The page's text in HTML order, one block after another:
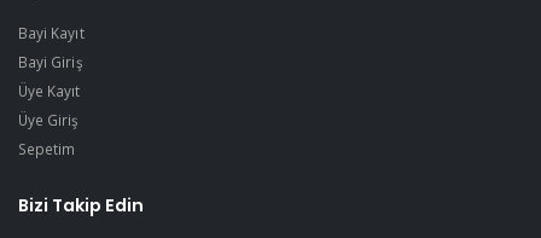
Bayi Kayıt
Bayi Giriş
Üye Kayıt
Üye Giriş
Sepetim
Bizi Takip Edin